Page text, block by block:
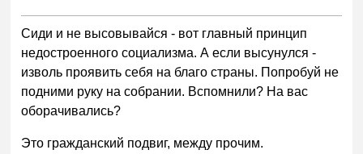
Сиди и не высовывайся - вот главный принцип
недостроенного социализма. А если высунулся -
изволь проявить себя на благо страны. Попробуй не
подними руку на собрании. Вспомнили? На вас
оборачивались?
Это гражданский подвиг, между прочим.